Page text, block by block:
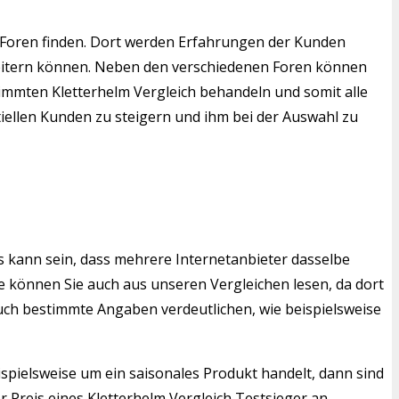
finden. Dort werden Erfahrungen der Kunden
können. Neben den verschiedenen Foren können
Kletterhelm Vergleich behandeln und somit alle
Kunden zu steigern und ihm bei der Auswahl zu
sein, dass mehrere Internetanbieter dasselbe
können Sie auch aus unseren Vergleichen lesen, da dort
bestimmte Angaben verdeutlichen, wie beispielsweise
um ein saisonales Produkt handelt, dann sind